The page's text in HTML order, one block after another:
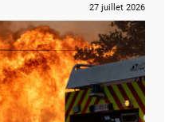
27 juillet 2026